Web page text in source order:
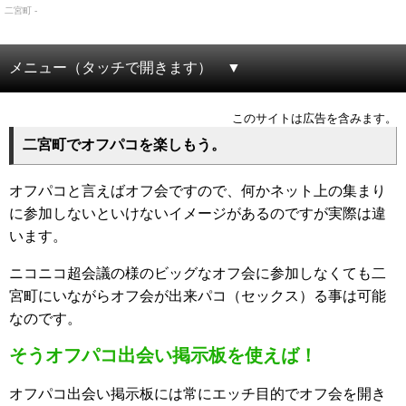
二宮町 -
メニュー（タッチで開きます）
このサイトは広告を含みます。
二宮町でオフパコを楽しもう。
オフパコと言えばオフ会ですので、何かネット上の集まり
に参加しないといけないイメージがあるのですが実際は違
います。
ニコニコ超会議の様のビッグなオフ会に参加しなくても二
宮町にいながらオフ会が出来パコ（セックス）る事は可能
なのです。
そうオフパコ出会い掲示板を使えば！
オフパコ出会い掲示板には常にエッチ目的でオフ会を開き